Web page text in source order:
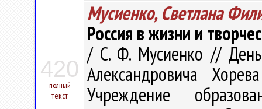
420
полный
текст
Мусиенко, Светлана
Россия в жизни и
/ С. Ф. Мусиенко // День
Александровича
Учреждение